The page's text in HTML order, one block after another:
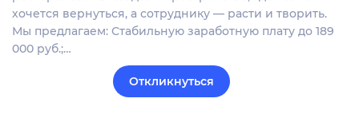
хочется вернуться, а сотруднику — расти и творить.
Мы предлагаем: Стабильную заработную плату до 189
000 руб.;…
Откликнуться